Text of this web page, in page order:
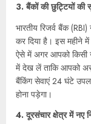
3.बैंकों की छुट्टियों की
भारतीय रिजर्व बैंक
कर दिया है। इस महीने
ऐसे में अगर आपको किसी
में देख लें ताकि आपको
बैंकिंग सेवाएं 24 घंटे
होना पड़ेगा।
4.दूरसंचार क्षेत्र में नए